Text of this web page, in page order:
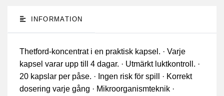
INFORMATION
Thetford-koncentrat i en praktisk kapsel. · Varje
kapsel varar upp till 4 dagar. · Utmärkt luktkontroll. ·
20 kapslar per påse. · Ingen risk för spill · Korrekt
dosering varje gång · Mikroorganismteknik ·